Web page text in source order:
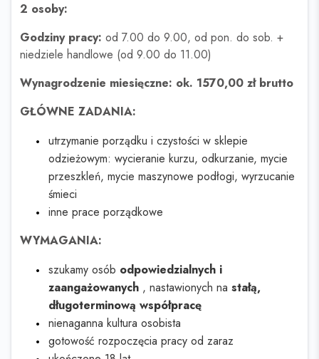
2 osoby:
Godziny pracy: od 7.00 do 9.00, od pon. do sob. +
niedziele handlowe (od 9.00 do 11.00)
Wynagrodzenie miesięczne: ok. 1570,00 zł brutto
GŁÓWNE ZADANIA:
utrzymanie porządku i czystości w sklepie
odzieżowym: wycieranie kurzu, odkurzanie, mycie
przeszkleń, mycie maszynowe podłogi, wyrzucanie
śmieci
inne prace porządkowe
WYMAGANIA:
szukamy osób odpowiedzialnych i
zaangażowanych , nastawionych na stałą,
długoterminową współpracę
nienaganna kultura osobista
gotowość rozpoczęcia pracy od zaraz